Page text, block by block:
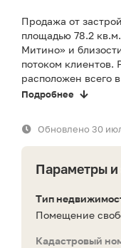
Продажа от
площадью 78.2
Митино» и
потоком клиентов.
расположен всего
Подробнее
Обновлено 30
Параметры и
Тип
Помещение
Кадастровый